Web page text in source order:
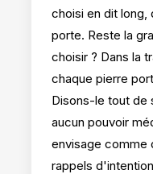
choisi en dit long,
porte. Reste la
choisir ? Dans la
chaque pierre
Disons-le tout de
aucun pouvoir
envisage comme
rappels